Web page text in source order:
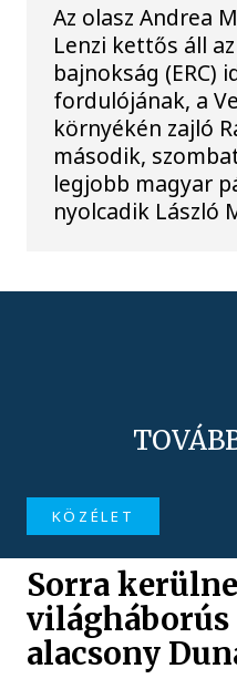
Az olasz Andrea
Lenzi kettős áll
bajnokság (ERC)
fordulójának, a
környékén zajló
második,
legjobb magyar
nyolcadik László
KÖZÉLET
Sorra
világháborús
alacsony